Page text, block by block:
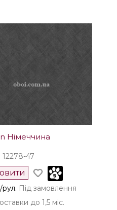
Німеччина
12278-47
рул. Під замовлення
до 1,5 міс.